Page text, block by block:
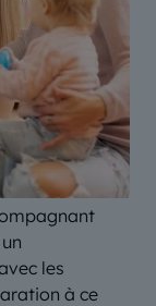
les
à ce